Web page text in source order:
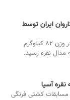
ایران توسط
محمدامین حسینی نماینده کشورمان در وزن ۸۲ کیلوگرم
مدال نقره رسید.
آسیا
مسابقات کشتی فرنگی